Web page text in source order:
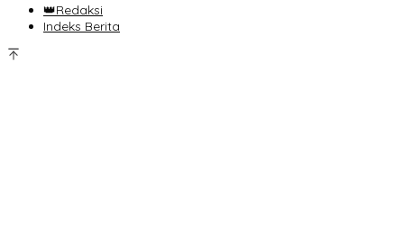
👑Redaksi
Indeks Berita